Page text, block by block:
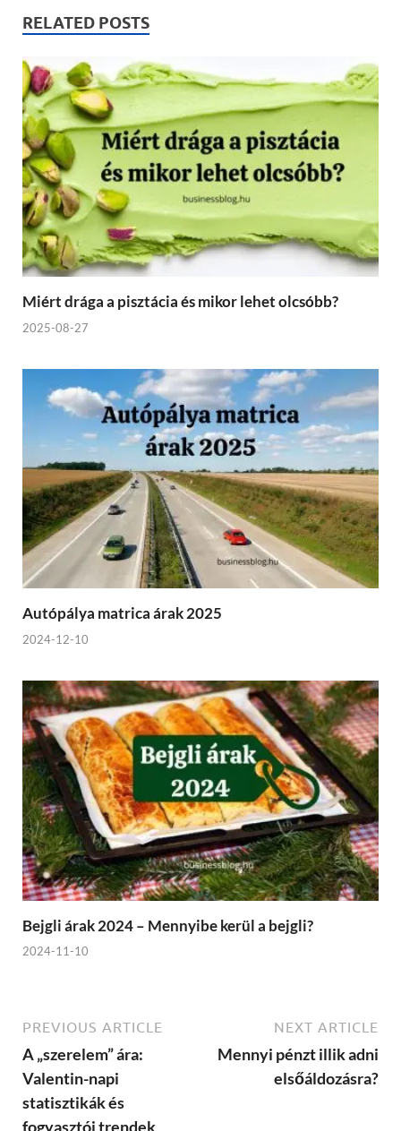
RELATED POSTS
Miért drága a pisztácia és mikor lehet olcsóbb?
2025-08-27
Autópálya matrica árak 2025
2024-12-10
Bejgli árak 2024 – Mennyibe kerül a bejgli?
2024-11-10
PREVIOUS ARTICLE
A „szerelem” ára:
Valentin-napi
statisztikák és
fogyasztói trendek
NEXT ARTICLE
Mennyi pénzt illik adni
elsőáldozásra?